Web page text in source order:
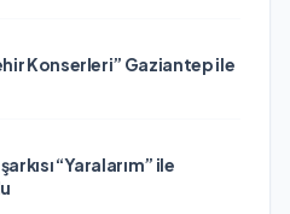
Konserleri” Gaziantep ile
“Yaralarım” ile